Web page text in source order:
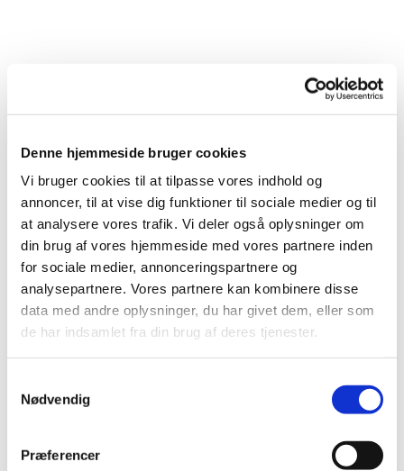
Denne hjemmeside bruger cookies
Vi bruger cookies til at tilpasse vores indhold og
annoncer, til at vise dig funktioner til sociale medier og til
at analysere vores trafik. Vi deler også oplysninger om
din brug af vores hjemmeside med vores partnere inden
for sociale medier, annonceringspartnere og
analysepartnere. Vores partnere kan kombinere disse
data med andre oplysninger, du har givet dem, eller som
de har indsamlet fra din brug af deres tjenester.
Nødvendig
Præferencer
Søndag d. 27. april 2014 kl. 9.30 i Jakobskirken v/
Magnus L., Julie, Ida E., Magnus Ø., Camilla, Louise,
Tobias, Rebecca, Emma W., Astrid, Nicklas, Liva,
Casper, Oliver, Eline, Nicoline, Ida O.R.
Søndag d. 27. april 2014 kl. 11.30 i Jakobskirken v/
sognepræst Mogens Ohm Jensen
Ida K.S., Anna Fie, Emma Rose, Stine, Naja,